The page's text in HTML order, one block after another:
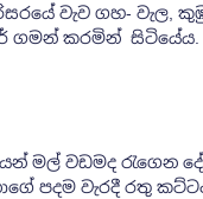
වැව ගහ- වැල,
ගමන් කරමින් සිටියේය.
මල් වඩමද රැගෙන
පදම වැරදී රතු